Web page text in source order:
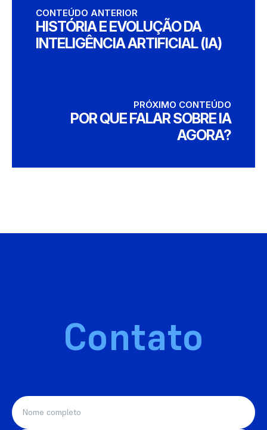
CONTEÚDO ANTERIOR
HISTÓRIA E EVOLUÇÃO DA
INTELIGÊNCIA ARTIFICIAL (IA)
PRÓXIMO CONTEÚDO
POR QUE FALAR SOBRE IA
AGORA?
Contato